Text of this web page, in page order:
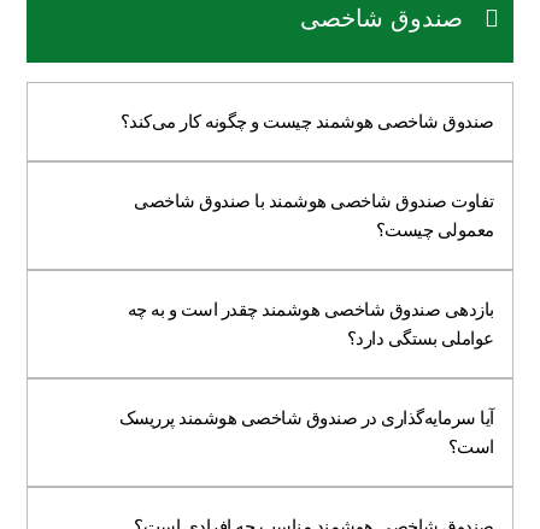
صندوق شاخصی
صندوق شاخصی هوشمند چیست و چگونه کار می‌کند؟
تفاوت صندوق شاخصی هوشمند با صندوق شاخصی
معمولی چیست؟
بازدهی صندوق شاخصی هوشمند چقدر است و به چه
عواملی بستگی دارد؟
آیا سرمایه‌گذاری در صندوق شاخصی هوشمند پرریسک
است؟